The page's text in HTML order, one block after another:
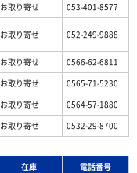
お取り寄せ 053-401-8577
お取り寄せ 052-249-9888
お取り寄せ
0566-62-6811
お取り寄せ
0565-71-5230
お取り寄せ
0564-57-1880
お取り寄せ 0532-29-8700
在庫
電話番号